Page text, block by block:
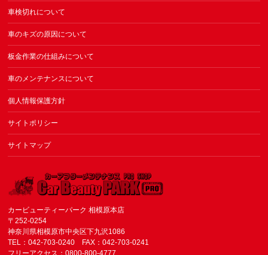
車検切れについて
車のキズの原因について
板金作業の仕組みについて
車のメンテナンスについて
個人情報保護方針
サイトポリシー
サイトマップ
カービューティーパーク 相模原本店
〒252-0254
神奈川県相模原市中央区下九沢1086
TEL：042-703-0240 FAX：042-703-0241